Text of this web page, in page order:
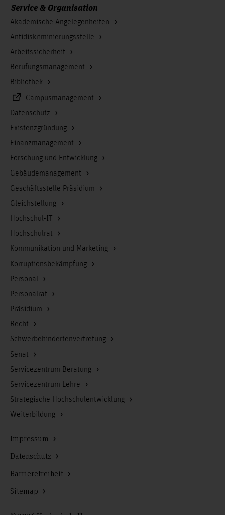
Service & Organisation
Akademische Angelegenheiten
Antidiskriminierungsstelle
Arbeitssicherheit
Berufungsmanagement
Bibliothek
Campusmanagement
Datenschutz
Existenzgründung
Finanzmanagement
Forschung und Entwicklung
Gebäudemanagement
Geschäftsstelle Präsidium
Gleichstellung
Hochschul-IT
Hochschulrat
Kommunikation und Marketing
Korruptionsbekämpfung
Personal
Personalrat
Präsidium
Recht
Schwerbehindertenvertretung
Senat
Servicezentrum Beratung
Servicezentrum Lehre
Strategische Hochschulentwicklung
Weiterbildung
Impressum
Datenschutz
Barrierefreiheit
Sitemap